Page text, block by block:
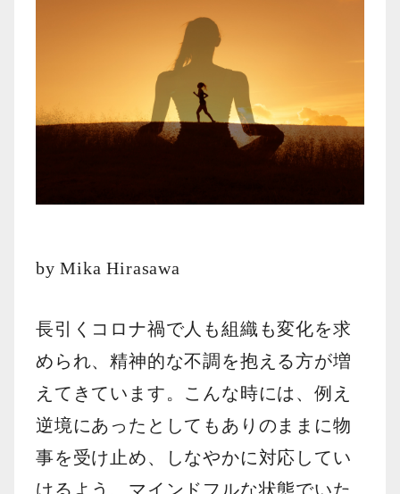
by Mika Hirasawa
長引くコロナ禍で人も組織も変化を求
められ、精神的な不調を抱える方が増
えてきています。こんな時には、例え
逆境にあったとしてもありのままに物
事を受け止め、しなやかに対応してい
けるよう、マインドフルな状態でいた